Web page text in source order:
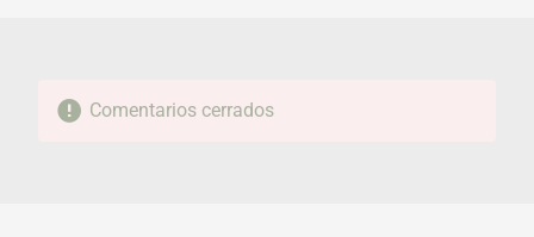
Comentarios cerrados